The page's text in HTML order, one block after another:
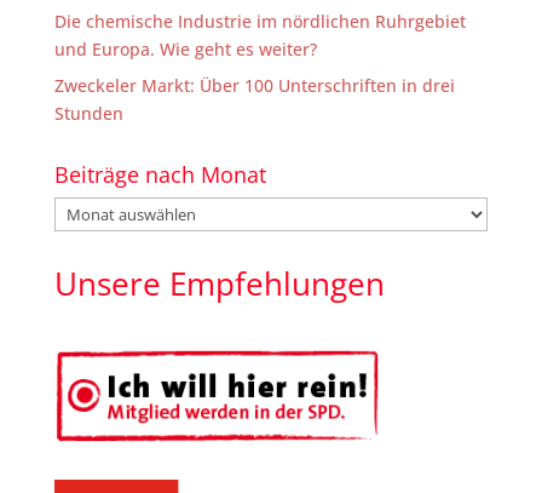
Die chemische Industrie im nördlichen Ruhrgebiet
und Europa. Wie geht es weiter?
Zweckeler Markt: Über 100 Unterschriften in drei
Stunden
Beiträge nach Monat
Beiträge
nach
Unsere Empfehlungen